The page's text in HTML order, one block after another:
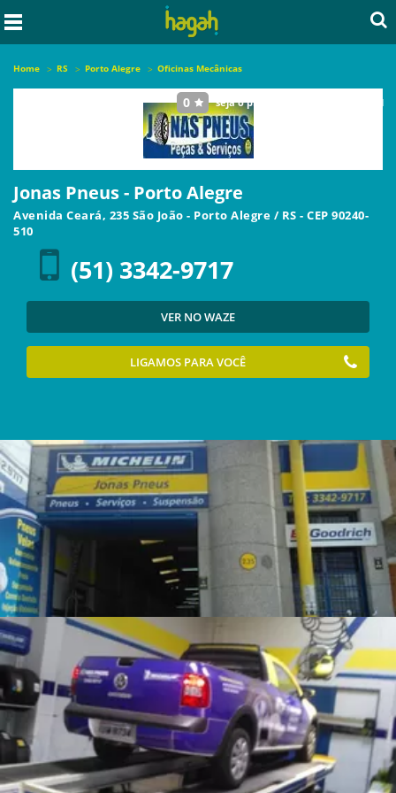
Home RS Porto Alegre Oficinas Mecânicas
0 seja o primeiro a avaliar este local
Jonas Pneus - Porto Alegre
Avenida Ceará, 235 São João - Porto Alegre / RS - CEP 90240-
510
(51) 3342-9717
VER NO WAZE
LIGAMOS PARA VOCÊ